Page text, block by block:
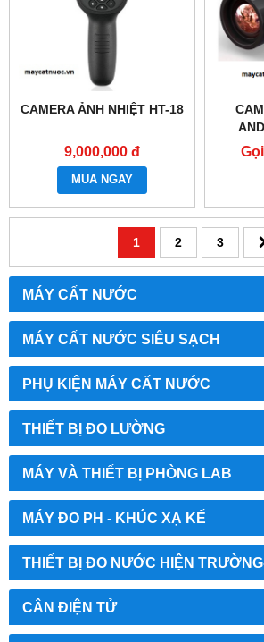
MÁY CẤT NƯỚC
MÁY CẤT NƯỚC SIÊU SẠCH
PHỤ KIỆN MÁY CẤT NƯỚC
THIẾT BỊ ĐO LƯỜNG
MÁY VÀ THIẾT BỊ PHÒNG LAB
MÁY ĐO PH - KHÚC XẠ KẾ
THIẾT BỊ ĐO NƯỚC HIỆN
CÂN ĐIỆN TỬ
CAMERA ẢNH NHIỆT HT-18
9,000,000 đ
MUA NGAY
1 2 3